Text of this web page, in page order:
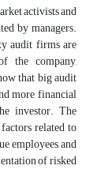
activists and
by managers.
audit firms are
the company,
that big audit
more financial
investor. The
related to
employees, and
of risked